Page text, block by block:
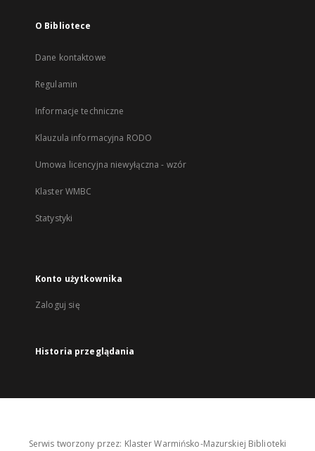
O Bibliotece
Dane kontaktowe
Regulamin
Informacje techniczne
Klauzula informacyjna RODO
Umowa licencyjna niewyłączna - wzór
Klaster WMBC
Statystyki
Konto użytkownika
Zaloguj się
Historia przeglądania
Serwis tworzony przez: Klaster Warmińsko-Mazurskiej Biblioteki